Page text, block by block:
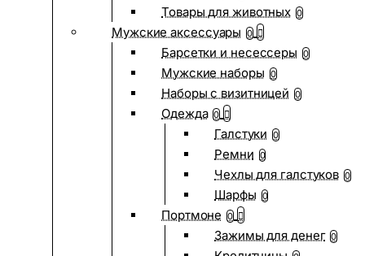
Товары для животных 0
Мужские аксессуары 0
Барсетки и несессеры 0
Мужские наборы 0
Наборы с визитницей 0
Одежда 0
Галстуки 0
Ремни 0
Чехлы для галстуков 0
Шарфы 0
Портмоне 0
Зажимы для денег 0